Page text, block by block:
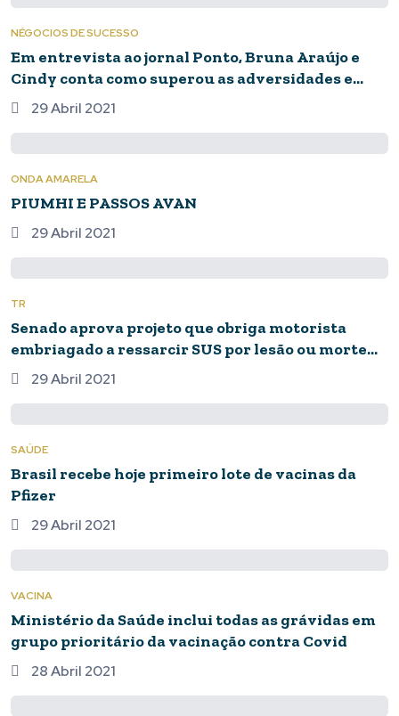
NÉGOCIOS DE SUCESSO
Em entrevista ao jornal Ponto, Bruna Araújo e
Cindy conta como superou as adversidades e
conseguiram ter seu negócio fluindo na
29 Abril 2021
ONDA AMARELA
PIUMHI E PASSOS AVAN
29 Abril 2021
TR
Senado aprova projeto que obriga motorista
embriagado a ressarcir SUS por lesão ou morte
no trânsito
29 Abril 2021
SAÚDE
Brasil recebe hoje primeiro lote de vacinas da
Pfizer
29 Abril 2021
VACINA
Ministério da Saúde inclui todas as grávidas em
grupo prioritário da vacinação contra Covid
28 Abril 2021